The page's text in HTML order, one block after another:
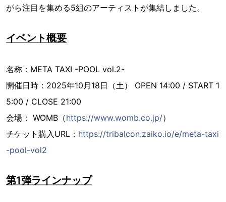
がら注目を集める5組のアーティストが集結しました。
イベント概要
名称：META TAXI -POOL vol.2-
開催日時：2025年10月18日（土） OPEN 14:00 / START 1
5:00 / CLOSE 21:00
会場： WOMB（https://www.womb.co.jp/）
チケット購入URL： https://tribalcon.zaiko.io/e/meta-taxi
-pool-vol2
第1弾ラインナップ